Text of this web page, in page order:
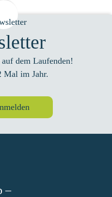
dem Laufenden!
Mal im Jahr.
–